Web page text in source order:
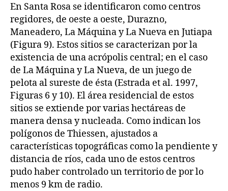
En Santa Rosa se identificaron como centros
regidores, de oeste a oeste, Durazno,
Maneadero, La Máquina y La Nueva en Jutiapa
(Figura 9). Estos sitios se caracterizan por la
existencia de una acrópolis central; en el caso
de La Máquina y La Nueva, de un juego de
pelota al sureste de ésta (Estrada et al. 1997,
Figuras 6 y 10). El área residencial de estos
sitios se extiende por varias hectáreas de
manera densa y nucleada. Como indican los
polígonos de Thiessen, ajustados a
características topográficas como la pendiente y
distancia de ríos, cada uno de estos centros
pudo haber controlado un territorio de por lo
menos 9 km de radio.